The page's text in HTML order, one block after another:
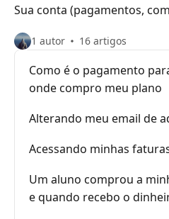
Sua conta (pagamentos,
1 autor 16 artigos
Como é o pagamento
onde compro meu plano
Alterando meu email de
Acessando minhas
Um aluno comprou a
e quando recebo o